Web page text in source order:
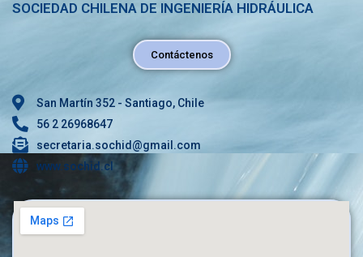
SOCIEDAD CHILENA DE INGENIERÍA HIDRÁULICA
Contáctenos
San Martín 352 - Santiago, Chile
56 2 26968647
secretaria.sochid@gmail.com
www.sochid.cl